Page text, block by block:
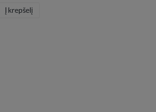
Į krepšelį